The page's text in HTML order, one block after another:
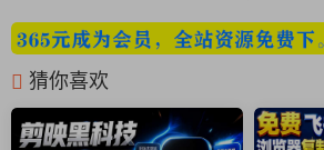
支持所有主流浏览器：兼容
Opera、Internet Explorer
览器，它都能一并扫描分析。
数据整理与导出报告：扫描结果不
猜你喜欢